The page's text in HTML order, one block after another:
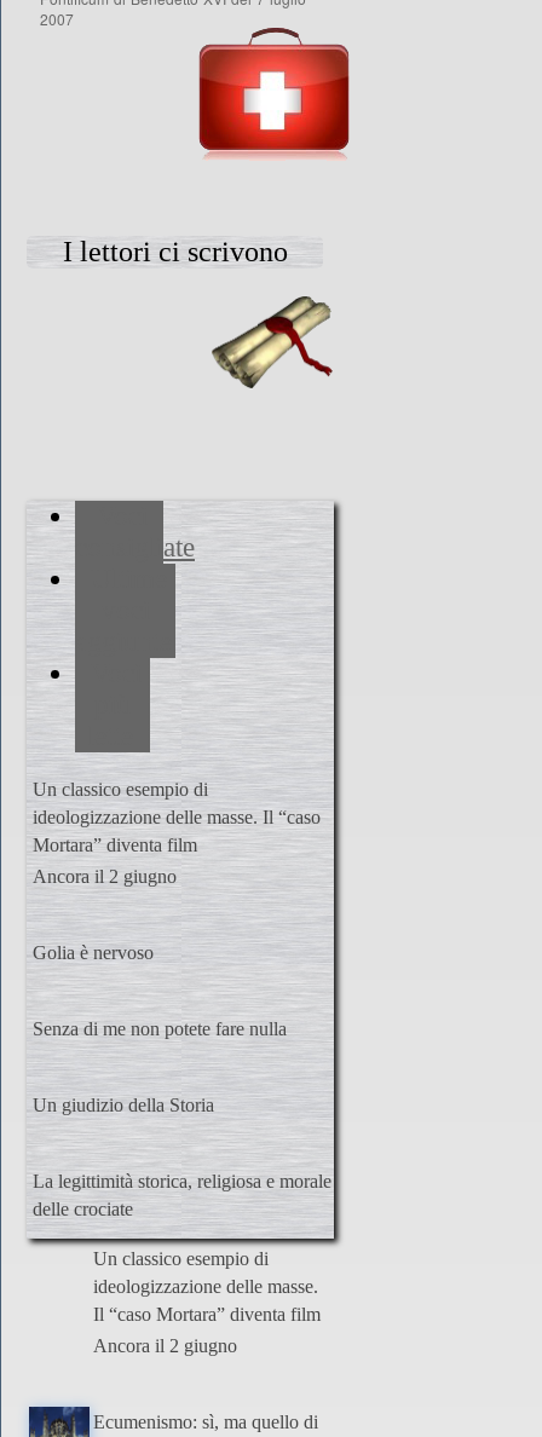
2007
I lettori ci scrivono
consigliate
Un classico esempio di
ideologizzazione delle masse. Il “caso
Mortara” diventa film
Ancora il 2 giugno
Golia è nervoso
Senza di me non potete fare nulla
Un giudizio della Storia
La legittimità storica, religiosa e morale
delle crociate
Un classico esempio di
ideologizzazione delle masse.
Il “caso Mortara” diventa film
Ancora il 2 giugno
Ecumenismo: sì, ma quello di